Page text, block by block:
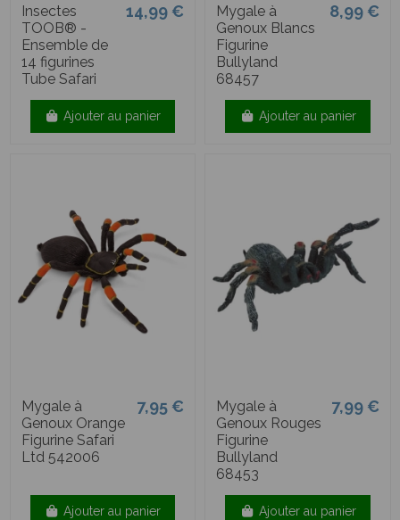
Insectes
TOOB® -
Ensemble de
14 figurines
Tube Safari
14,99 €
Ajouter au panier
Mygale à
Genoux Blancs
Figurine
Bullyland
68457
8,99 €
Ajouter au panier
Mygale à
Genoux Orange
Figurine Safari
Ltd 542006
7,95 €
Ajouter au panier
Mygale à
Genoux Rouges
Figurine
Bullyland
68453
7,99 €
Ajouter au panier